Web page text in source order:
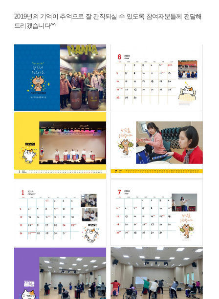
2019년의 기억이 추억으로 잘 간직되실 수 있도록 참여자분들께 전달해
드리겠습니다^^